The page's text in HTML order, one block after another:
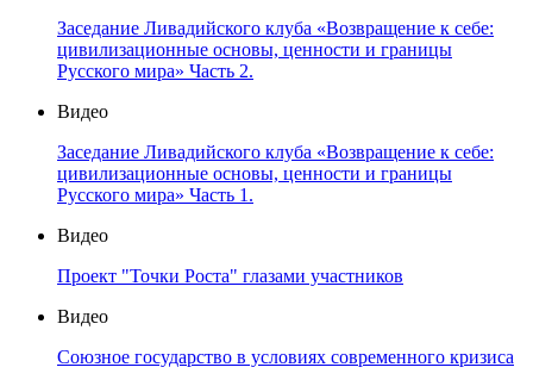
Заседание Ливадийского клуба «Возвращение к себе:
цивилизационные основы, ценности и границы
Русского мира» Часть 2.
Видео
Заседание Ливадийского клуба «Возвращение к себе:
цивилизационные основы, ценности и границы
Русского мира» Часть 1.
Видео
Проект "Точки Роста" глазами участников
Видео
Союзное государство в условиях современного кризиса